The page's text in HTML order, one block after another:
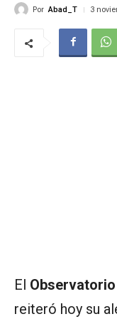
Por Abad_T 3
El
reiteró hoy su